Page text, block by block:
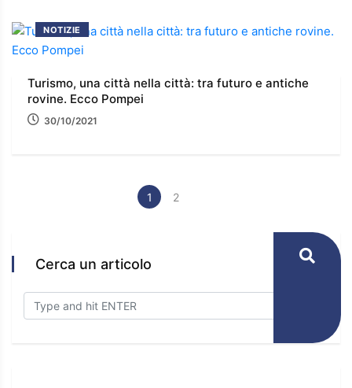
NOTIZIE
Turismo, una città nella città: tra futuro e antiche
rovine. Ecco Pompei
30/10/2021
1 2
Cerca un articolo